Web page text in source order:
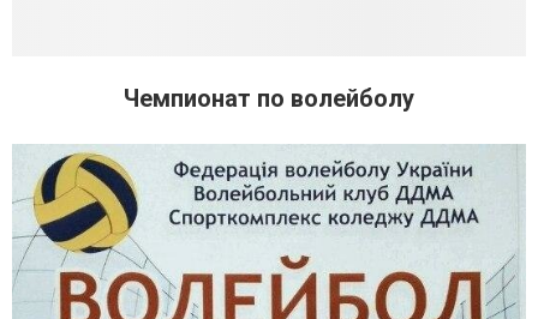
Чемпионат по волейболу